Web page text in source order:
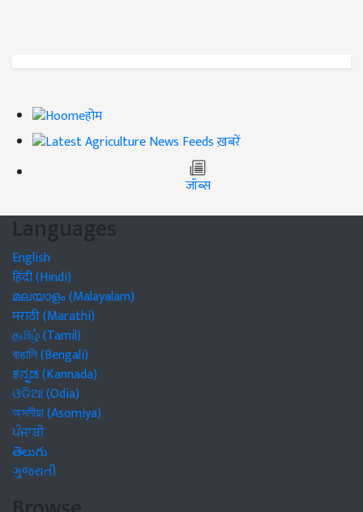
होम
ख़बरें
जॉब्स
Languages
English
हिंदी (Hindi)
മലയാളം (Malayalam)
मराठी (Marathi)
தமிழ் (Tamil)
বাঙালি (Bengali)
ಕನ್ನಡ (Kannada)
ଓଡିଆ (Odia)
অসমীয়া (Asomiya)
ਪੰਜਾਬੀ
తెలుగు
ગુજરાતી